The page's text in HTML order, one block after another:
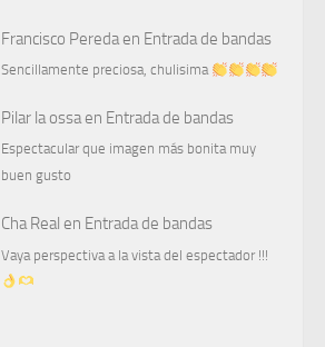
Francisco Peredaen Entrada de bandas
Sencillamente preciosa, chulisima
Pilar la ossaen Entrada de bandas
Espectacular que imagen más bonita muy
buen gusto
Cha Real en Entrada de bandas
Vaya perspectiva a la vista del espectador !!!